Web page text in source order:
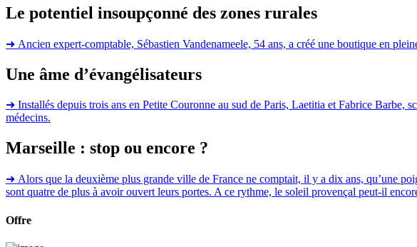
Le potentiel insoupçonné des zones rurales
➜ Ancien expert-comptable, Sébastien Vandenameele, 54 ans, a créé une boutique en
Une âme d’évangélisateurs
➜ Installés depuis trois ans en Petite Couronne au sud de Paris, Laetitia et Fabrice
médecins.
Marseille : stop ou encore ?
➜ Alors que la deuxième plus grande ville de France ne comptait, il y a dix ans, qu’une
sont quatre de plus à avoir ouvert leurs portes. A ce rythme, le soleil provençal peut-il
Offre